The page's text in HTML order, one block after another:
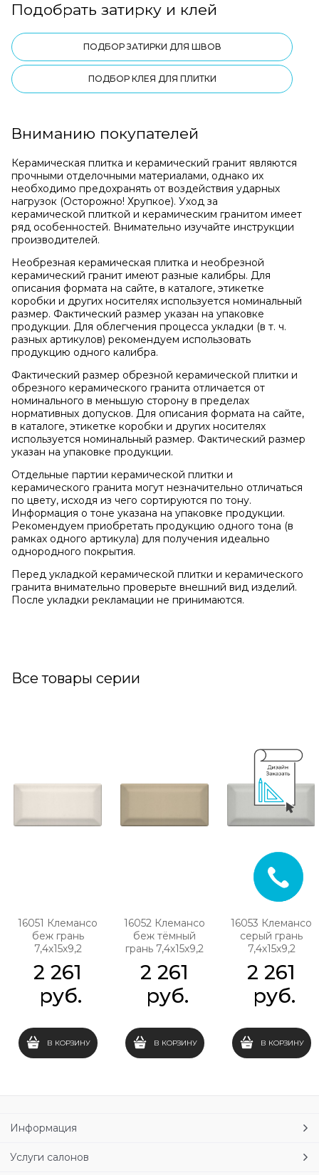
Подобрать затирку и клей
ПОДБОР ЗАТИРКИ ДЛЯ ШВОВ
ПОДБОР КЛЕЯ ДЛЯ ПЛИТКИ
Вниманию покупателей
Керамическая плитка и керамический гранит являются
прочными отделочными материалами, однако их
необходимо предохранять от воздействия ударных
нагрузок (Осторожно! Хрупкое). Уход за
керамической плиткой и керамическим гранитом имеет
ряд особенностей. Внимательно изучайте инструкции
производителей.
Необрезная керамическая плитка и необрезной
керамический гранит имеют разные калибры. Для
описания формата на сайте, в каталоге, этикетке
коробки и других носителях используется номинальный
размер. Фактический размер указан на упаковке
продукции. Для облегчения процесса укладки (в т. ч.
разных артикулов) рекомендуем использовать
продукцию одного калибра.
Фактический размер обрезной керамической плитки и
обрезного керамического гранита отличается от
номинального в меньшую сторону в пределах
нормативных допусков. Для описания формата на сайте,
в каталоге, этикетке коробки и других носителях
используется номинальный размер. Фактический размер
указан на упаковке продукции.
Отдельные партии керамической плитки и
керамического гранита могут незначительно отличаться
по цвету, исходя из чего сортируются по тону.
Информация о тоне указана на упаковке продукции.
Рекомендуем приобретать продукцию одного тона (в
рамках одного артикула) для получения идеально
однородного покрытия.
Перед укладкой керамической плитки и керамического
гранита внимательно проверьте внешний вид изделий.
После укладки рекламации не принимаются.
Все товары серии
16051 Клемансо
беж грань
7,4х15х9,2
2 261
руб.
В КОРЗИНУ
16052 Клемансо
беж тёмный
грань 7,4х15х9,2
2 261
руб.
В КОРЗИНУ
16053 Клемансо
серый грань
7,4х15х9,2
2 261
руб.
В КОРЗИНУ
Информация
Услуги салонов